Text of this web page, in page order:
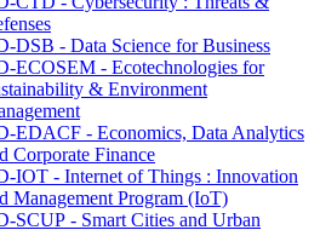
DSB - Data Science for Business
ECOSEM - Ecotechnologies for
& Environment
EDACF - Economics, Data Analytics
Corporate Finance
IOT - Internet of Things : Innovation
Management Program (IoT)
SCUP - Smart Cities and Urban